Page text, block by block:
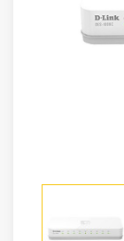
Sécurité
Mobilités